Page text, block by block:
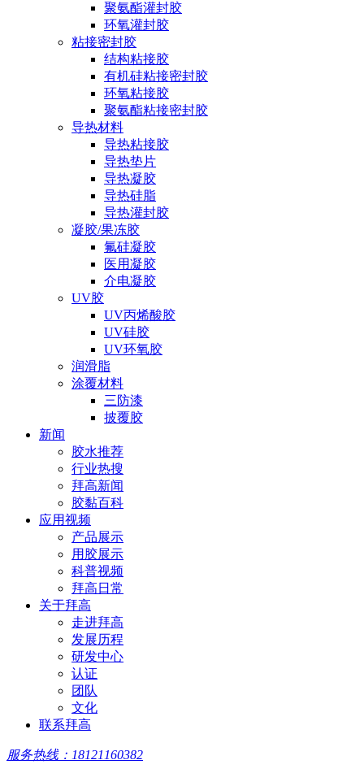
聚氨酯灌封胶
环氧灌封胶
粘接密封胶
结构粘接胶
有机硅粘接密封胶
环氧粘接胶
聚氨酯粘接密封胶
导热材料
导热粘接胶
导热垫片
导热凝胶
导热硅脂
导热灌封胶
凝胶/果冻胶
氟硅凝胶
医用凝胶
介电凝胶
UV胶
UV丙烯酸胶
UV硅胶
UV环氧胶
润滑脂
涂覆材料
三防漆
披覆胶
新闻
胶水推荐
行业热搜
拜高新闻
胶黏百科
应用视频
产品展示
用胶展示
科普视频
拜高日常
关于拜高
走进拜高
发展历程
研发中心
认证
团队
文化
联系拜高
服务热线：18121160382